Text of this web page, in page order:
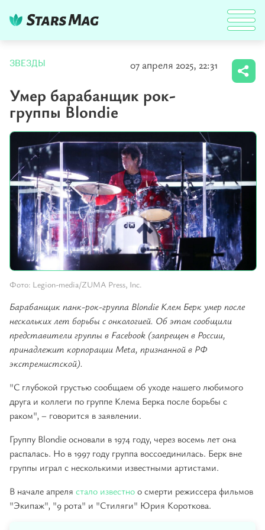
ЗВЕЗДЫ 07 апреля 2025, 22:31
Умер барабанщик рок-
группы Blondie
Фото: Legion-media/ZUMA Press, Inc.
Барабанщик панк-рок-группа Blondie Клем Берк умер после
нескольких лет борьбы с онкологией. Об этом сообщили
представители группы в Facebook (запрещен в России,
принадлежит корпорации Meta, признанной в РФ
экстремистской).
"С глубокой грустью сообщаем об уходе нашего любимого
друга и коллеги по группе Клема Берка после борьбы с
раком", – говорится в заявлении.
Группу Blondie основали в 1974 году, через восемь лет она
распалась. Но в 1997 году группа воссоединилась. Берк вне
группы играл с несколькими известными артистами.
В начале апреля стало известноо смерти режиссера фильмов
"Экипаж", "9 рота" и "Стиляги" Юрия Короткова.